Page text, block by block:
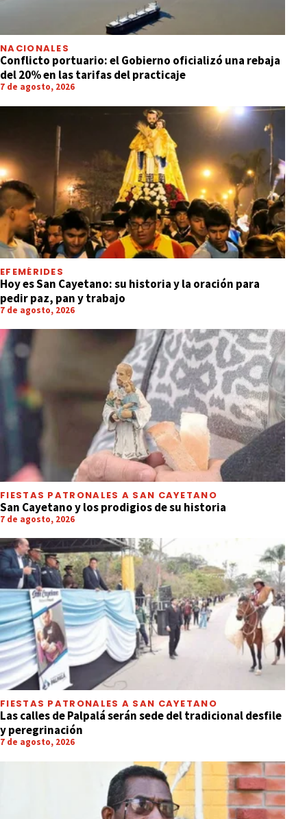
NACIONALES
Conflicto portuario: el Gobierno oficializó una rebaja
del 20% en las tarifas del practicaje
7 de agosto, 2026
EFEMÉRIDES
Hoy es San Cayetano: su historia y la oración para
pedir paz, pan y trabajo
7 de agosto, 2026
FIESTAS PATRONALES A SAN CAYETANO
San Cayetano y los prodigios de su historia
7 de agosto, 2026
FIESTAS PATRONALES A SAN CAYETANO
Las calles de Palpalá serán sede del tradicional desfile
y peregrinación
7 de agosto, 2026